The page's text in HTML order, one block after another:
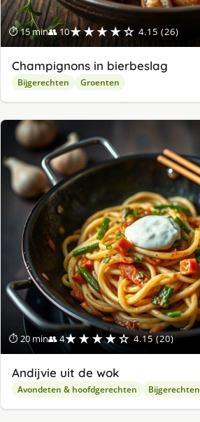
⏱ 15 min👥 10★★★★☆ 4.15 (26)
Champignons in bierbeslag
Bijgerechten Groenten
⏱ 20 min👥 4★★★★☆ 4.15 (20)
Andijvie uit de wok
Avondeten & hoofdgerechten Bijgerechten